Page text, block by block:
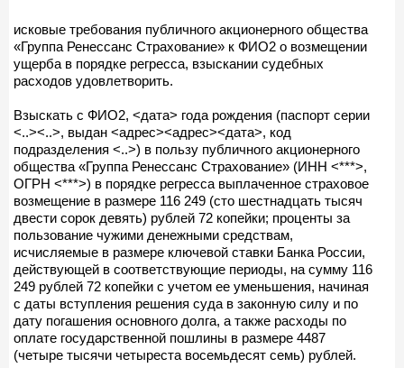
исковые требования публичного акционерного общества
«Группа Ренессанс Страхование» к ФИО2 о возмещении
ущерба в порядке регресса, взыскании судебных
расходов удовлетворить.
Взыскать с ФИО2, <дата> года рождения (паспорт серии
<..><..>, выдан <адрес><адрес><дата>, код
подразделения <..>) в пользу публичного акционерного
общества «Группа Ренессанс Страхование» (ИНН <***>,
ОГРН <***>) в порядке регресса выплаченное страховое
возмещение в размере 116 249 (сто шестнадцать тысяч
двести сорок девять) рублей 72 копейки; проценты за
пользование чужими денежными средствам,
исчисляемые в размере ключевой ставки Банка России,
действующей в соответствующие периоды, на сумму 116
249 рублей 72 копейки с учетом ее уменьшения, начиная
с даты вступления решения суда в законную силу и по
дату погашения основного долга, а также расходы по
оплате государственной пошлины в размере 4487
(четыре тысячи четыреста восемьдесят семь) рублей.